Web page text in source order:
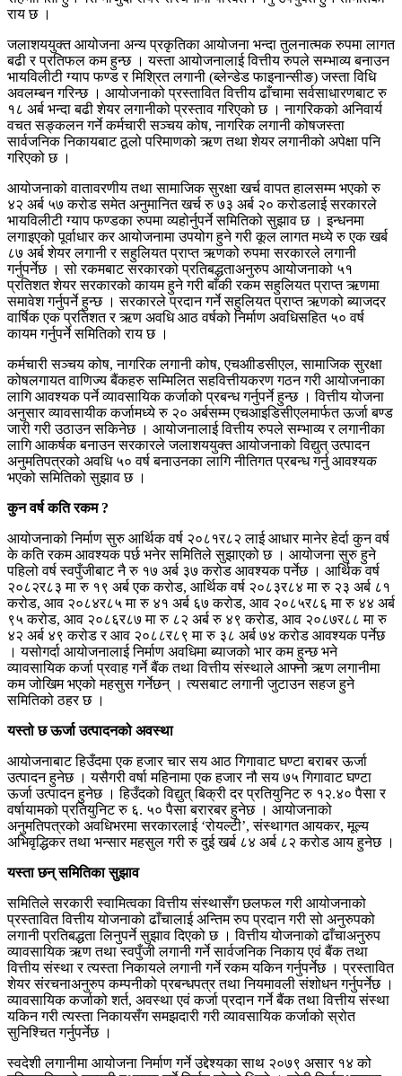
राय छ ।
जलाशययुक्त आयोजना अन्य प्रकृतिका आयोजना भन्दा तुलनात्मक रुपमा लागत
बढी र प्रतिफल कम हुन्छ । यस्ता आयोजनालाई वित्तीय रुपले सम्भाव्य बनाउन
भायविलीटी ग्याप फण्ड र मिश्रित लगानी (ब्लेन्डेड फाइनान्सीङ) जस्ता विधि
अवलम्बन गरिन्छ । आयोजनाको प्रस्तावित वित्तीय ढाँचामा सर्वसाधारणबाट रु
१८ अर्ब भन्दा बढी शेयर लगानीको प्रस्ताव गरिएको छ । नागरिकको अनिवार्य
वचत सङ्कलन गर्ने कर्मचारी सञ्चय कोष, नागरिक लगानी कोषजस्ता
सार्वजनिक निकायबाट ठूलो परिमाणको ऋण तथा शेयर लगानीको अपेक्षा पनि
गरिएको छ ।
आयोजनाको वातावरणीय तथा सामाजिक सुरक्षा खर्च वापत हालसम्म भएको रु
४२ अर्ब ५७ करोड समेत अनुमानित खर्च रु ७३ अर्ब २० करोडलाई सरकारले
भायविलीटी ग्याप फण्डका रुपमा व्यहोर्नुपर्ने समितिको सुझाव छ । इन्धनमा
लगाइएको पूर्वाधार कर आयोजनामा उपयोग हुने गरी कूल लागत मध्ये रु एक खर्ब
८७ अर्ब शेयर लगानी र सहुलियत प्राप्त ऋणको रुपमा सरकारले लगानी
गर्नुपर्नेछ । सो रकमबाट सरकारको प्रतिबद्धताअनुरुप आयोजनाको ५१
प्रतिशत शेयर सरकारको कायम हुने गरी बाँकी रकम सहुलियत प्राप्त ऋणमा
समावेश गर्नुपर्ने हुन्छ । सरकारले प्रदान गर्ने सहुलियत प्राप्त ऋणको ब्याजदर
वार्षिक एक प्रतिशत र ऋण अवधि आठ वर्षको निर्माण अवधिसहित ५० वर्ष
कायम गर्नुपर्ने समितिको राय छ ।
कर्मचारी सञ्चय कोष, नागरिक लगानी कोष, एचआीडसीएल, सामाजिक सुरक्षा
कोषलगायत वाणिज्य बैंकहरु सम्मिलित सहवित्तीयकरण गठन गरी आयोजनाका
लागि आवश्यक पर्ने व्यावसायिक कर्जाको प्रबन्ध गर्नुपर्ने हुन्छ । वित्तीय योजना
अनुसार व्यावसायीक कर्जामध्ये रु २० अर्बसम्म एचआइडिसीएलमार्फत ऊर्जा बण्ड
जारी गरी उठाउन सकिनेछ । आयोजनालाई वित्तीय रुपले सम्भाव्य र लगानीका
लागि आकर्षक बनाउन सरकारले जलाशययुक्त आयोजनाको विद्युत् उत्पादन
अनुमतिपत्रको अवधि ५० वर्ष बनाउनका लागि नीतिगत प्रबन्ध गर्नु आवश्यक
भएको समितिको सुझाव छ ।
कुन वर्ष कति रकम ?
आयोजनाको निर्माण सुरु आर्थिक वर्ष २०८१र८२ लाई आधार मानेर हेर्दा कुन वर्ष
के कति रकम आवश्यक पर्छ भनेर समितिले सुझाएको छ । आयोजना सुरु हुने
पहिलो वर्ष स्वपुँजीबाट नै रु १७ अर्ब ३७ करोड आवश्यक पर्नेछ । आर्थिक वर्ष
२०८२र८३ मा रु १९ अर्ब एक करोड, आर्थिक वर्ष २०८३र८४ मा रु २३ अर्ब ८१
करोड, आव २०८४र८५ मा रु ४१ अर्ब ६७ करोड, आव २०८५र८६ मा रु ४४ अर्ब
९५ करोड, आव २०८६र८७ मा रु ८२ अर्ब रु ४९ करोड, आव २०८७र८८ मा रु
४२ अर्ब ४९ करोड र आव २०८८र८९ मा रु ३८ अर्ब ७४ करोड आवश्यक पर्नेछ
। यसोगर्दा आयोजनालाई निर्माण अवधिमा ब्याजको भार कम हुन्छ भने
व्यावसायिक कर्जा प्रवाह गर्ने बैंक तथा वित्तीय संस्थाले आफ्नो ऋण लगानीमा
कम जोखिम भएको महसुस गर्नेछन् । त्यसबाट लगानी जुटाउन सहज हुने
समितिको ठहर छ ।
यस्तो छ ऊर्जा उत्पादनको अवस्था
आयोजनाबाट हिउँदमा एक हजार चार सय आठ गिगावाट घण्टा बराबर ऊर्जा
उत्पादन हुनेछ । यसैगरी वर्षा महिनामा एक हजार नौ सय ७५ गिगावाट घण्टा
ऊर्जा उत्पादन हुनेछ । हिउँदको विद्युत् बिक्री दर प्रतियुनिट रु १२.४० पैसा र
वर्षायामको प्रतियुनिट रु ६. ५० पैसा बरारबर हुनेछ । आयोजनाको
अनुमतिपत्रको अवधिभरमा सरकारलाई ‘रोयल्टी’, संस्थागत आयकर, मूल्य
अभिवृद्धिकर तथा भन्सार महसुल गरी रु दुई खर्ब ८४ अर्ब ८२ करोड आय हुनेछ ।
यस्ता छन् समितिका सुझाव
समितिले सरकारी स्वामित्वका वित्तीय संस्थासँग छलफल गरी आयोजनाको
प्रस्तावित वित्तीय योजनाको ढाँचालाई अन्तिम रुप प्रदान गरी सो अनुरुपको
लगानी प्रतिबद्धता लिनुपर्ने सुझाव दिएको छ । वित्तीय योजनाको ढाँचाअनुरुप
व्यावसायिक ऋण तथा स्वपुँजी लगानी गर्ने सार्वजनिक निकाय एवं बैंक तथा
वित्तीय संस्था र त्यस्ता निकायले लगानी गर्ने रकम यकिन गर्नुपर्नेछ । प्रस्तावित
शेयर संरचनाअनुरुप कम्पनीको प्रबन्धपत्र तथा नियमावली संशोधन गर्नुपर्नेछ ।
व्यावसायिक कर्जाको शर्त, अवस्था एवं कर्जा प्रदान गर्ने बैंक तथा वित्तीय संस्था
यकिन गरी त्यस्ता निकायसँग समझदारी गरी व्यावसायिक कर्जाको स्रोत
सुनिश्चित गर्नुपर्नेछ ।
स्वदेशी लगानीमा आयोजना निर्माण गर्ने उद्देश्यका साथ २०७९ असार १४ को